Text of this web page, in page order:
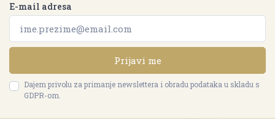
E-mail adresa
Prijavi me
Dajem privolu za primanje newslettera i obradu podataka u skladu s
GDPR-om.